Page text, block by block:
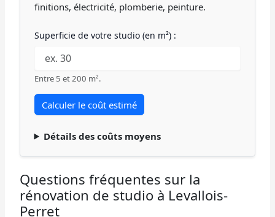
finitions, électricité, plomberie, peinture.
Superficie de votre studio (en m²) :
Entre 5 et 200 m².
Calculer le coût estimé
Détails des coûts moyens
Questions fréquentes sur la
rénovation de studio à Levallois-
Perret